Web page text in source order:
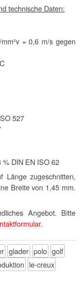
technische Daten:
= 0,6 m/s gegen
527
DIN EN ISO 62
Länge zugeschnitten,
Breite von 1,45 mm.
Angebot. Bitte
.
glader polo golf
le-creux